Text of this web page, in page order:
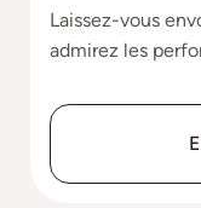
Laissez-vous
admirez les
par les